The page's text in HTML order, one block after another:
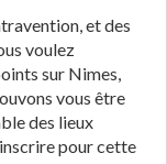
et des
voulez
sur Nimes,
vous être
des lieux
pour cette